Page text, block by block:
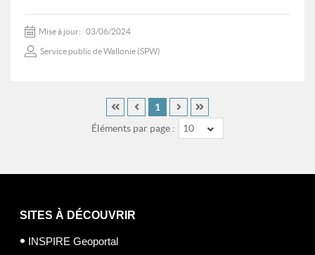
Mise à jour: 03/06/2024
Service public de Wallonie (SPW)
Éléments par page : 10
1
SITES À DÉCOUVRIR
INSPIRE Geoportal